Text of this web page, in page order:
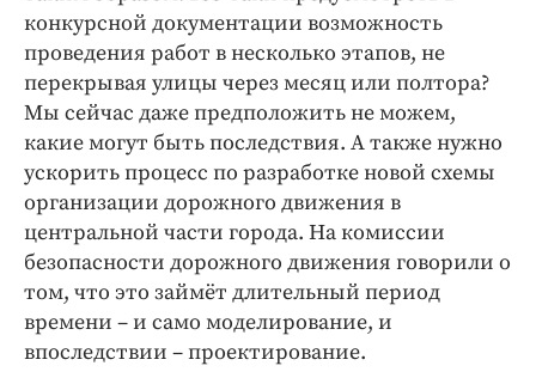
конкурсной документации возможность
проведения работ в несколько этапов, не
перекрывая улицы через месяц или полтора?
Мы сейчас даже предположить не можем,
какие могут быть последствия. А также нужно
ускорить процесс по разработке новой схемы
организации дорожного движения в
центральной части города. На комиссии
безопасности дорожного движения говорили о
том, что это займёт длительный период
времени – и само моделирование, и
впоследствии – проектирование.